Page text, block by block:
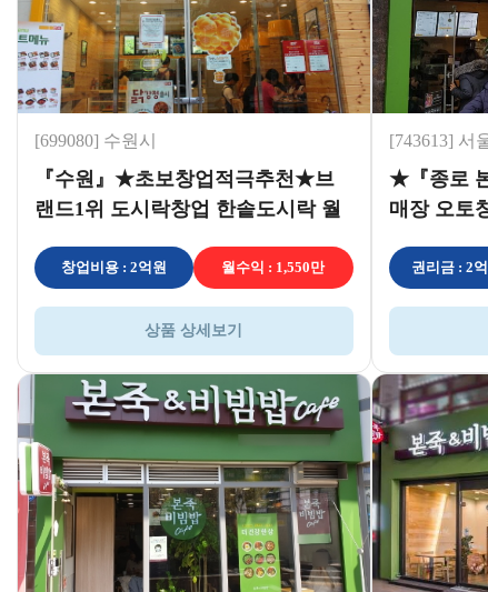
[699080] 수원시
『수원』★초보창업적극추천★브
랜드1위 도시락창업 한솥도시락 월
창업비용 : 2억원 월수익 : 1,550만
상품 상세보기
[743613] 서
★『종로
매장 오토
권리금 : 2